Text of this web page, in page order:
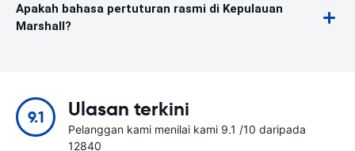
Apakah bahasa pertuturan rasmi di Kepulauan
Marshall?
9.1 Ulasan terkini
Pelanggan kami menilai kami 9.1 /10 daripada
12840